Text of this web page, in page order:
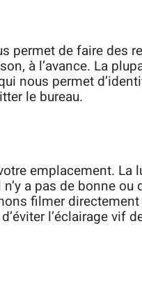
permet de faire des
à l’avance. La
nous permet
le bureau.
emplacement. La
a pas de bonne ou
filmer
l’éclairage vif